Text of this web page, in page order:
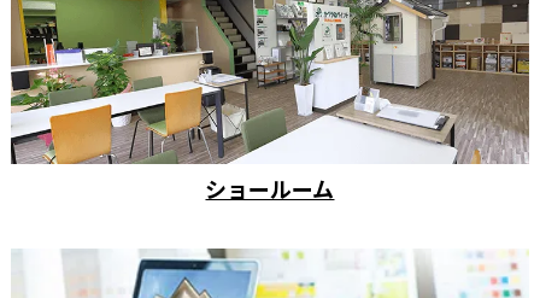
ショールーム